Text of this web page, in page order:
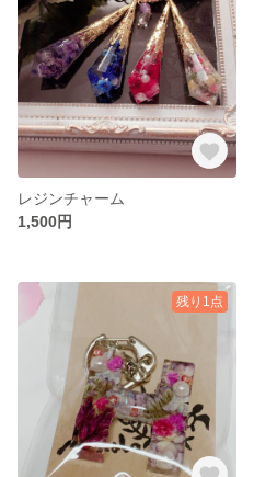
レジンチャーム
1,500円
残り1点